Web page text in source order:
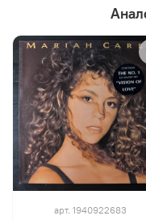
арт. 1940922683